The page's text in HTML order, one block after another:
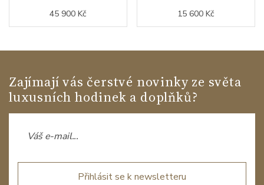
45 900 Kč 15 600 Kč
Zajímají vás čerstvé novinky ze světa
luxusních hodinek a doplňků?
Přihlásit se k newsletteru